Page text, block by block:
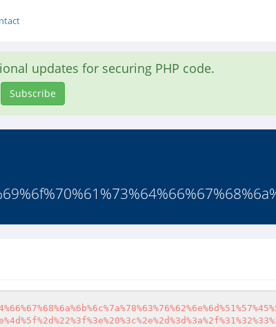
updates for securing PHP code.
Subscribe